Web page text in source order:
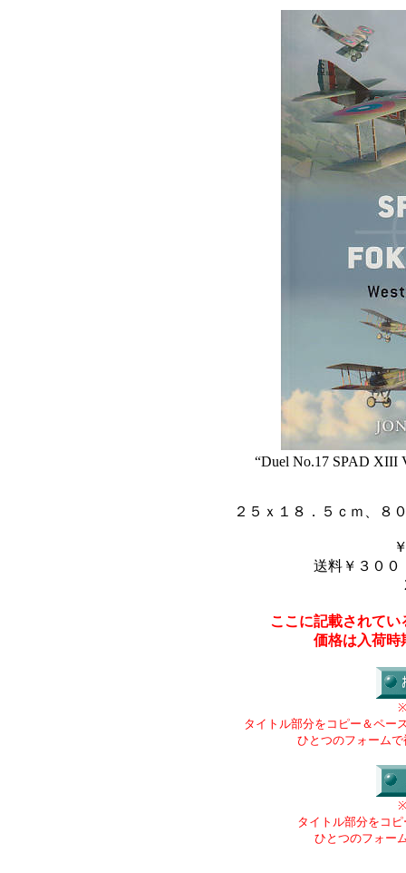
“Duel No.17 SPAD XIII
２５ｘ１８．５ｃｍ、８
送料￥３００
ここに記載されて
価格は入荷時
タイトル部分をコピー＆ペー
ひとつのフォーム
タイトル部分をコ
ひとつのフォー